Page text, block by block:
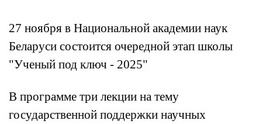
27 ноября в Национальной академии наук
Беларуси состоится очередной этап школы
"Ученый под ключ - 2025"
В программе три лекции на тему
государственной поддержки научных